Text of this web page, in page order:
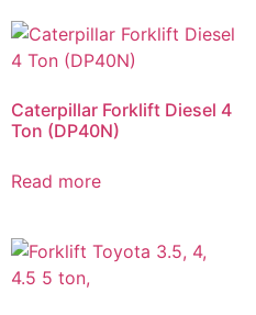
Caterpillar Forklift Diesel 4
Ton (DP40N)
Read more